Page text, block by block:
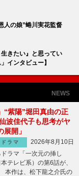
人の娘”蜷川実花監督
きたい』と思ってい
インタビュー】
NEWS
“紫陽”堀田真由の正
波佳代子も思考がヤ
開」
ドラマ
2026年8月10日
ラマ「一次元の挿し
テレビ系）の第6話が、
本作は、松下龍之介氏の